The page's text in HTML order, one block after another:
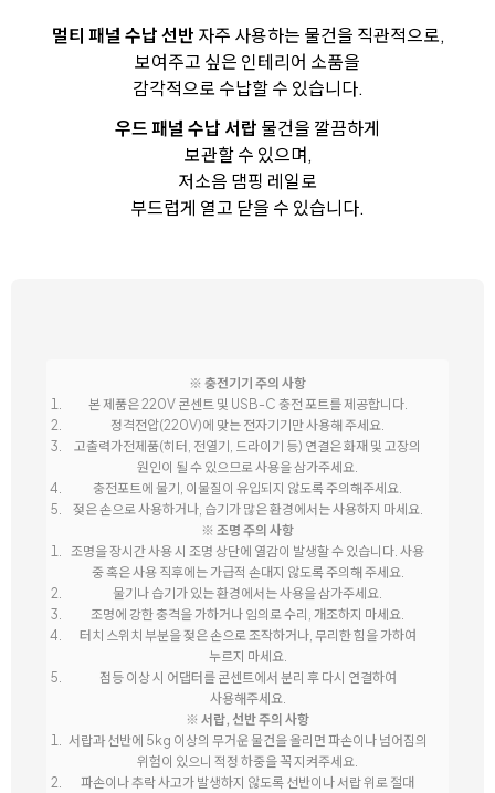
멀티 패널 수납 선반 자주 사용하는 물건을 직관적으로,
보여주고 싶은 인테리어 소품을
감각적으로 수납할 수 있습니다.
우드 패널 수납 서랍 물건을 깔끔하게
보관할 수 있으며,
저소음 댐핑 레일로
부드럽게 열고 닫을 수 있습니다.
※ 충전기기 주의 사항
본 제품은 220V 콘센트 및 USB-C 충전 포트를 제공합니다.
정격전압(220V)에 맞는 전자기기만 사용해 주세요.
고출력가전제품(히터, 전열기, 드라이기 등) 연결은 화재 및 고장의
원인이 될 수 있으므로 사용을 삼가주세요.
충전포트에 물기, 이물질이 유입되지 않도록 주의해주세요.
젖은 손으로 사용하거나, 습기가 많은 환경에서는 사용하지 마세요.
※ 조명 주의 사항
조명을 장시간 사용 시 조명 상단에 열감이 발생할 수 있습니다. 사용
중 혹은 사용 직후에는 가급적 손대지 않도록 주의해 주세요.
물기나 습기가 있는 환경에서는 사용을 삼가주세요.
조명에 강한 충격을 가하거나 임의로 수리, 개조하지 마세요.
터치 스위치 부분을 젖은 손으로 조작하거나, 무리한 힘을 가하여
누르지 마세요.
점등 이상 시 어댑터를 콘센트에서 분리 후 다시 연결하여
사용해주세요.
※ 서랍, 선반 주의 사항
서랍과 선반에 5kg 이상의 무거운 물건을 올리면 파손이나 넘어짐의
위험이 있으니 적정 하중을 꼭 지켜주세요.
파손이나 추락 사고가 발생하지 않도록 선반이나 서랍 위로 절대